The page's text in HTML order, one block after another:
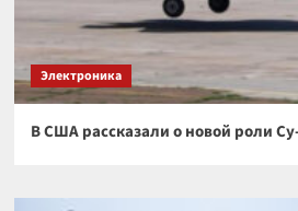
Электроника
В США рассказали о новой роли